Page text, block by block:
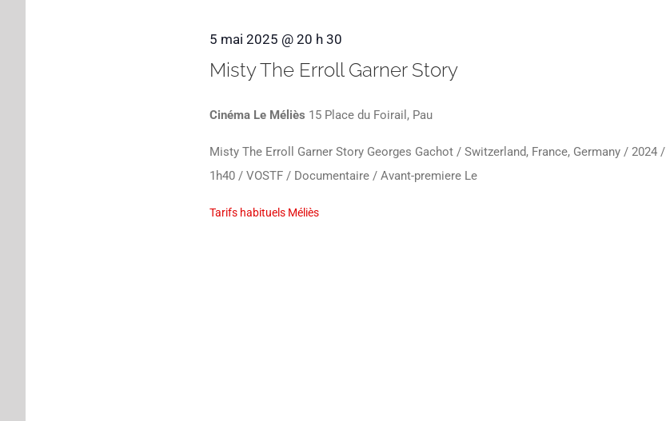
5 mai 2025 @ 20 h 30
Misty The Erroll Garner Story
Cinéma Le Méliès 15 Place du Foirail, Pau
Misty The Erroll Garner Story Georges Gachot / Switzerland, France, Germany / 2024 /
1h40 / VOSTF / Documentaire / Avant-premiere Le
Tarifs habituels Méliès